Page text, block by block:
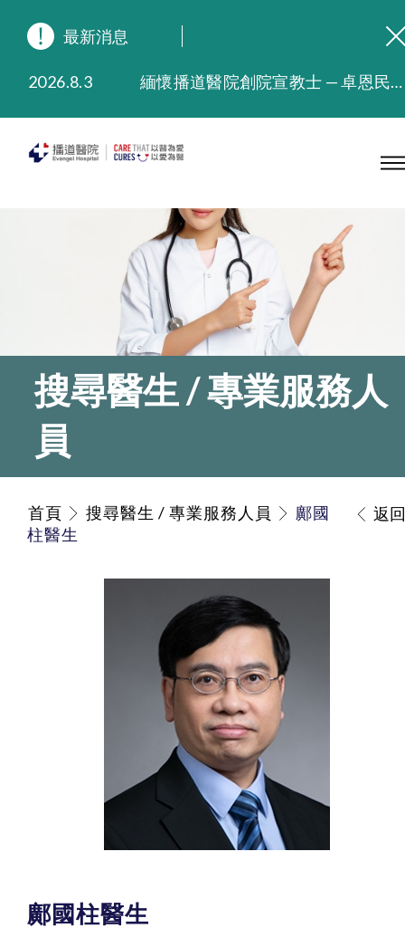
最新消息
2026.8.3
緬懷播道醫院創院宣教士 — 卓恩民醫生香港追思會
2025.9.23
本院在暴雨或颱風警告信號 (包括黑色暴雨及8號或以上熱帶氣旋警告信號) 下，仍會維持有限度服務。如有查詢，可致電2711 5222。
搜尋醫生 / 專業服務人
員
首頁 搜尋醫生 / 專業服務人員
鄺國
柱醫生
返回
鄺國柱醫生